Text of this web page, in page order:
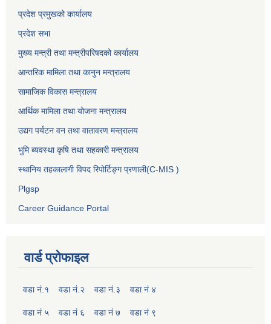
प्रदेश प्रमुखको कार्यालय
प्रदेश सभा
मुख्य मन्त्री तथा मन्त्रीपरिषदको कार्यालय
आन्तरिक मामिला तथा कानुन मन्त्रालय
सामाजिक विकास मन्त्रालय
आर्थिक मामिला तथा योजना मन्त्रालय
उद्यग पर्यटन वन तथा वातावरण मन्त्रालय
भुमि ब्यवस्था कृषि तथा सहकारी मन्त्रालय
स्थानिय तहकालागी विपद रिपोर्टिङ्ग प्रणाली(C-MIS )
Plgsp
Career Guidance Portal
वार्ड प्रोफाइल
वडा नं.१ वडा नं.२ वडा नं.३ वडा नं ४
वडा नं ५ वडा नं ६ वडा नं ७ वडा नं ९